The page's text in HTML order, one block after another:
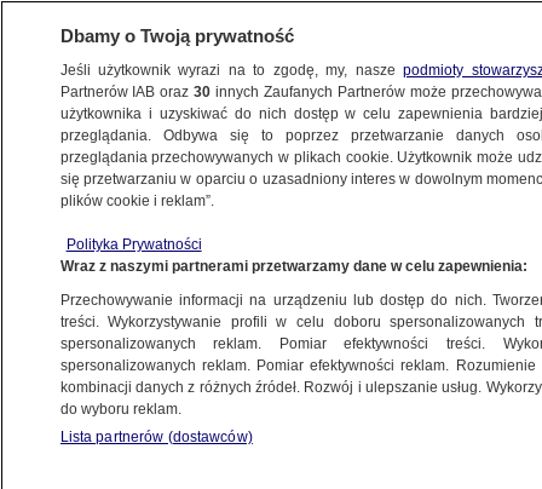
KULTURA I STYL
9.01.2008, 15:38Aktualizacja: 9.01.2008, 15:30
Udostępnij
Brazylijska policja odnalazła skradzione w
grudniu obrazy Pabla Picassa i Candida
Portinariego. Kierownictwo Muzeum Sztuki w
Dbamy o Twoją prywatność
Jeśli użytkownik wyrazi na to zgodę, my, naszepodmioty
Partnerów IAB oraz30 innych Zaufanych Partnerów może
użytkownika i uzyskiwać do nich dostęp w celu zapewnienia
przeglądania. Odbywa się to poprzez przetwarzanie danych
przeglądania przechowywanych w plikach cookie. Użytkownik może
się przetwarzaniu w oparciu o uzasadniony interes w dowolnym
plików cookie i reklam”.
Polityka Prywatności
Wraz z naszymi partnerami przetwarzamy dane w celu zapewnienia:
Przechowywanie informacji na urządzeniu lub dostęp do nich.
treści. Wykorzystywanie profili w celu doboru spersonalizowanych
spersonalizowanych reklam. Pomiar efektywności treści.
spersonalizowanych reklam. Pomiar efektywności reklam.
kombinacji danych z różnych źródeł. Rozwój i ulepszanie usług.
do wyboru reklam.
Lista partnerów (dostawców)